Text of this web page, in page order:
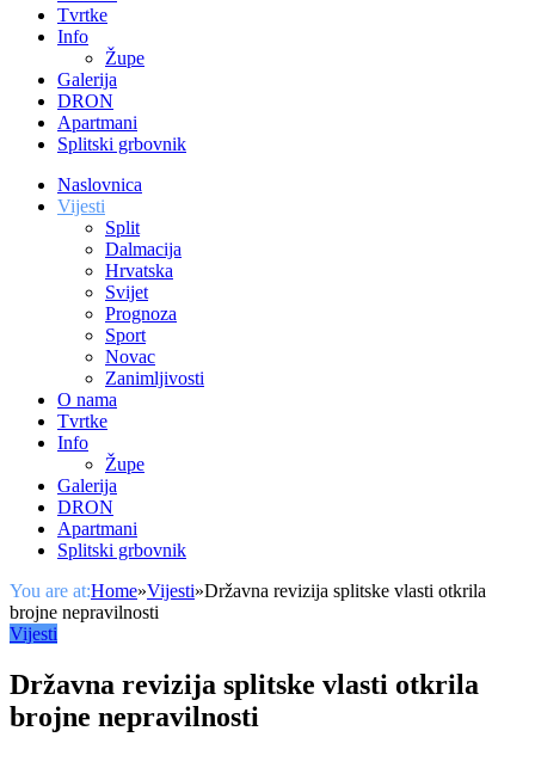
Tvrtke
Info
Župe
Galerija
DRON
Apartmani
Splitski grbovnik
Naslovnica
Vijesti
Split
Dalmacija
Hrvatska
Svijet
Prognoza
Sport
Novac
Zanimljivosti
O nama
Tvrtke
Info
Župe
Galerija
DRON
Apartmani
Splitski grbovnik
You are at:Home»Vijesti»Državna revizija splitske vlasti otkrila
brojne nepravilnosti
Vijesti
Državna revizija splitske vlasti otkrila
brojne nepravilnosti